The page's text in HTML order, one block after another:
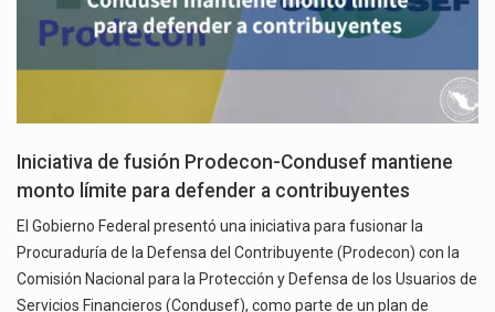
Iniciativa de fusión Prodecon-Condusef mantiene
monto límite para defender a contribuyentes
El Gobierno Federal presentó una iniciativa para fusionar la
Procuraduría de la Defensa del Contribuyente (Prodecon) con la
Comisión Nacional para la Protección y Defensa de los Usuarios de
Servicios Financieros (Condusef), como parte de un plan de